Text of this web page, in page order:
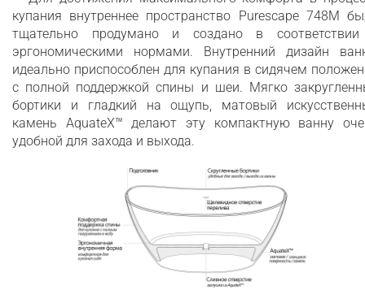
Глубокая ванна
купания внутреннее пространство Purescape 748M
тщательно продумано и создано в
эргономическими нормами. Внутренний дизайн
идеально приспособлен для купания в сидячем
с полной поддержкой спины и шеи. Мягко
бортики и гладкий на ощупь, матовый
камень AquateX™ делают эту компактную ванну
удобной для захода и выхода.